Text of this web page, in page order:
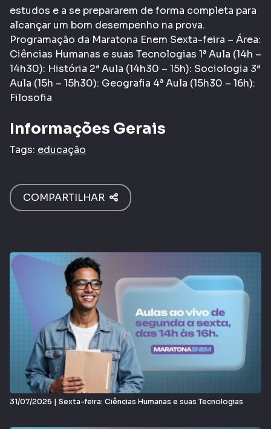
estudos e a se prepararem de forma completa para
alcançar um bom desempenho na prova.
Programação da Maratona Enem Sexta-feira – Área:
Ciências Humanas e suas Tecnologias 1ª Aula (14h –
14h30): História 2ª Aula (14h30 – 15h): Sociologia 3ª
Aula (15h – 15h30): Geografia 4ª Aula (15h30 – 16h):
Filosofia
Informações Gerais
Tags: educação
COMPARTILHAR
31/07/2026 | Sexta-feira: Ciências Humanas e suas Tecnologias